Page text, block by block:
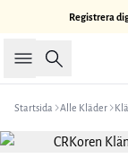
Registrera
Sök
Startsida Alle Kläder